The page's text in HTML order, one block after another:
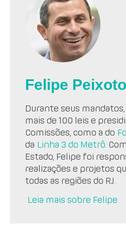
Felipe Peixoto
Durante seus
mais de 100 leis e
Comissões, como a do
da Linha 3 do Metrô .
Estado, Felipe foi
realizações e projetos
todas as regiões do RJ.
Leia mais sobre Felipe